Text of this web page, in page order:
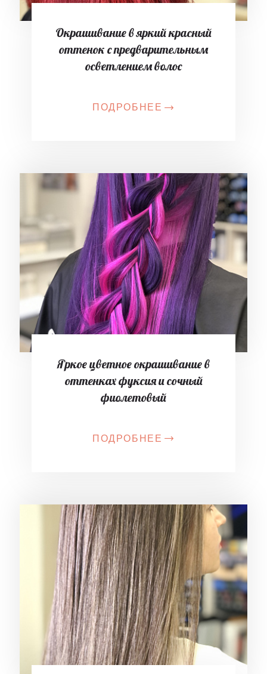
Окрашивание в яркий красный
оттенок с предварительным
осветлением волос
ПОДРОБНЕЕ
Яркое цветное окрашивание в
оттенках фуксия и сочный
фиолетовый
ПОДРОБНЕЕ